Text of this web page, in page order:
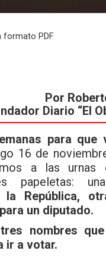
formato PDF
Por
Diario “El
para que
16 de
a las urnas
papeletas:
la República,
un diputado.
nombres
ir a votar.